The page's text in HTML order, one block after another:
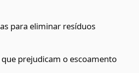
para eliminar resíduos
prejudicam o escoamento